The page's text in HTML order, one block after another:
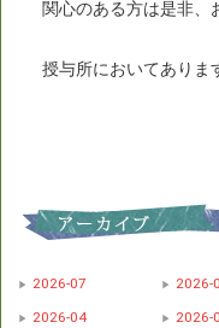
2026-07 2026-
2026-04
2026-
関心のある方は是非、
授与所においてありま